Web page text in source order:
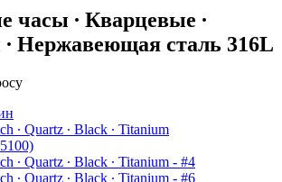
часы ∙ Кварцевые ∙
Нержавеющая сталь 316L